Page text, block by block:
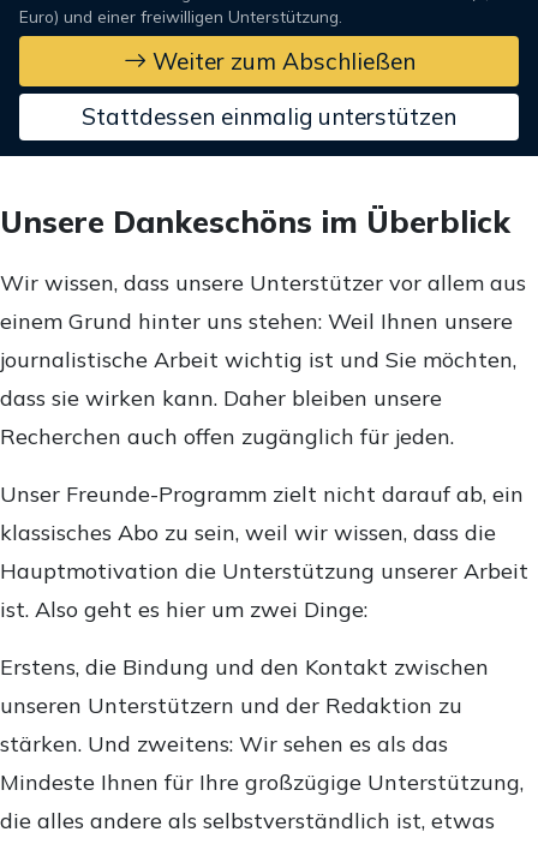
Euro) und einer freiwilligen Unterstützung.
Weiter zum Abschließen
Stattdessen einmalig unterstützen
Unsere Dankeschöns im Überblick
Wir wissen, dass unsere Unterstützer vor allem aus
einem Grund hinter uns stehen: Weil Ihnen unsere
journalistische Arbeit wichtig ist und Sie möchten,
dass sie wirken kann. Daher bleiben unsere
Recherchen auch offen zugänglich für jeden.
Unser Freunde-Programm zielt nicht darauf ab, ein
klassisches Abo zu sein, weil wir wissen, dass die
Hauptmotivation die Unterstützung unserer Arbeit
ist. Also geht es hier um zwei Dinge:
Erstens, die Bindung und den Kontakt zwischen
unseren Unterstützern und der Redaktion zu
stärken. Und zweitens: Wir sehen es als das
Mindeste Ihnen für Ihre großzügige Unterstützung,
die alles andere als selbstverständlich ist, etwas